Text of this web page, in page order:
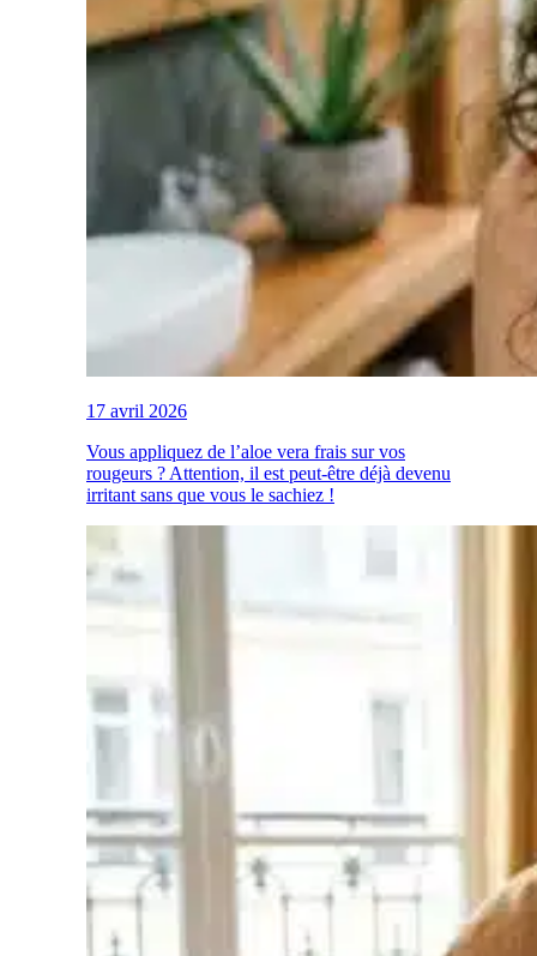
17 avril 2026
Vous appliquez de l’aloe vera frais sur vos
rougeurs ? Attention, il est peut-être déjà devenu
irritant sans que vous le sachiez !